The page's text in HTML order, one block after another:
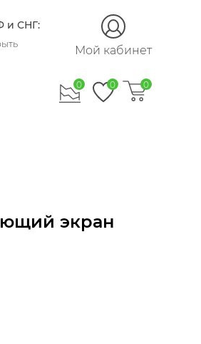
и СНГ:
10
Мой кабинет
0 0 0
экран